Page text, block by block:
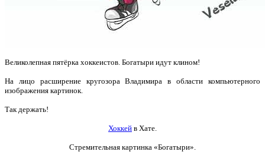
Великолепная пятёрка хоккеистов. Богатыри идут клином!
На лицо расширение кругозора Владимира в области компьютерного
изображения картинок.
Так держать!
Хоккей в Хате.
Стремительная картинка «Богатыри».